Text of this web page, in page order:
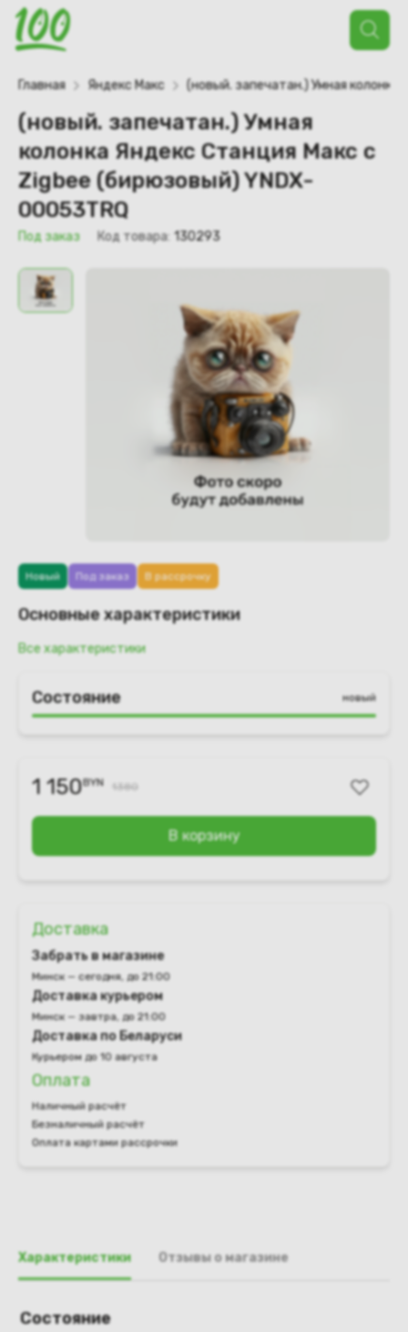
Поиск
товаров
Главная Яндекс Макс (новый. запечатан.) Умная
(новый. запечатан.) Умная
колонка Яндекс Станция Макс с
Zigbee (бирюзовый) YNDX-
00053TRQ
Под заказ Код товара: 130293
Новый Под заказ В рассрочку
Основные характеристики
Все характеристики
Состояние новый
1 150BYN 1380
В корзину
Доставка
Забрать в магазине
Минск — сегодня, до 21:00
Доставка курьером
Минск — завтра, до 21:00
Доставка по Беларуси
Курьером до 10 августа
Оплата
Наличный расчёт
Безналичный расчёт
Оплата картами рассрочки
Характеристики Отзывы о магазине
Состояние